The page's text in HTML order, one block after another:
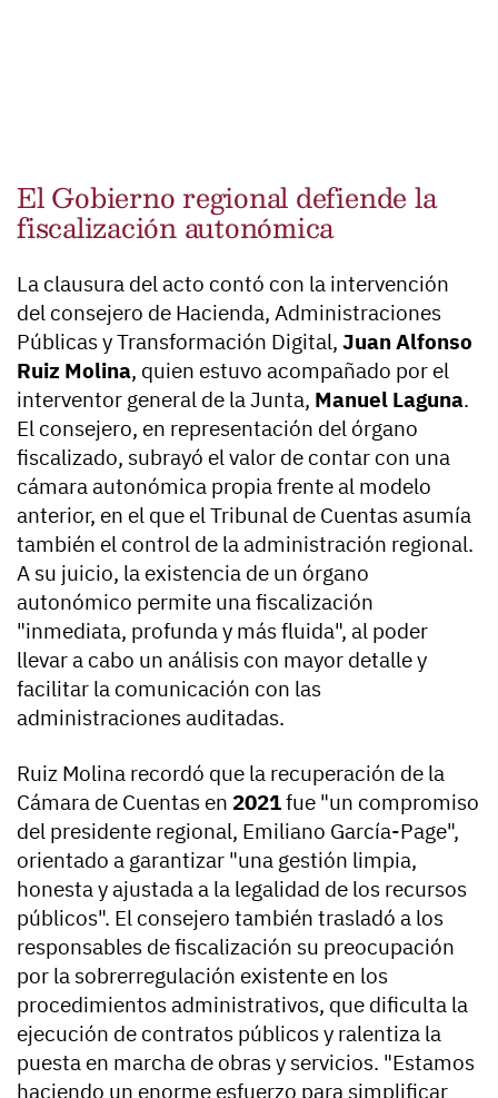
El Gobierno regional defiende la
fiscalización autonómica
La clausura del acto contó con la intervención
del consejero de Hacienda, Administraciones
Públicas y Transformación Digital, Juan Alfonso
Ruiz Molina, quien estuvo acompañado por el
interventor general de la Junta, Manuel Laguna.
El consejero, en representación del órgano
fiscalizado, subrayó el valor de contar con una
cámara autonómica propia frente al modelo
anterior, en el que el Tribunal de Cuentas asumía
también el control de la administración regional.
A su juicio, la existencia de un órgano
autonómico permite una fiscalización
"inmediata, profunda y más fluida", al poder
llevar a cabo un análisis con mayor detalle y
facilitar la comunicación con las
administraciones auditadas.
Ruiz Molina recordó que la recuperación de la
Cámara de Cuentas en 2021fue "un compromiso
del presidente regional, Emiliano García-Page",
orientado a garantizar "una gestión limpia,
honesta y ajustada a la legalidad de los recursos
públicos". El consejero también trasladó a los
responsables de fiscalización su preocupación
por la sobrerregulación existente en los
procedimientos administrativos, que dificulta la
ejecución de contratos públicos y ralentiza la
puesta en marcha de obras y servicios. "Estamos
haciendo un enorme esfuerzo para simplificar